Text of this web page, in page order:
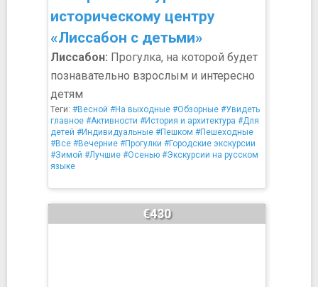
историческому центру
«Лиссабон с детьми»
Лиссабон: Прогулка, на которой будет
познавательно взрослым и интересно
детям
Теги: #Весной #На выходные #Обзорные #Увидеть
главное #Активности #История и архитектура #Для
детей #Индивидуальные #Пешком #Пешеходные
#Все #Вечерние #Прогулки #Городские экскурсии
#Зимой #Лучшие #Осенью #Экскурсии на русском
языке
€430